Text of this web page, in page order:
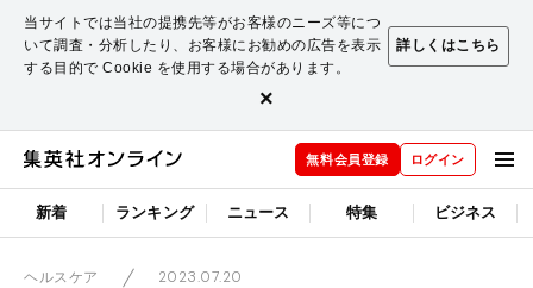
当サイトでは当社の提携先等がお客様のニーズ等につ
いて調査・分析したり、お客様にお勧めの広告を表示
する目的で Cookie を使用する場合があります。
詳しくはこちら
×
無料会員登録 ログイン
新着 ランキング ニュース 特集 ビジネス
ヘルスケア 2023.07.20